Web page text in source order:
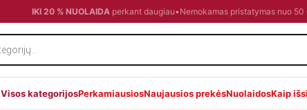
IKI 20 % NUOLAIDA perkant daugiau• Nemokamas pristatymas nuo 50
Visos kategorijosPerkamiausiosNaujausios prekėsNuolaidosKaip